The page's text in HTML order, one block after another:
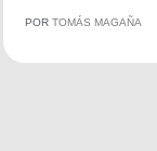
POR TOMÁS MAGAÑA